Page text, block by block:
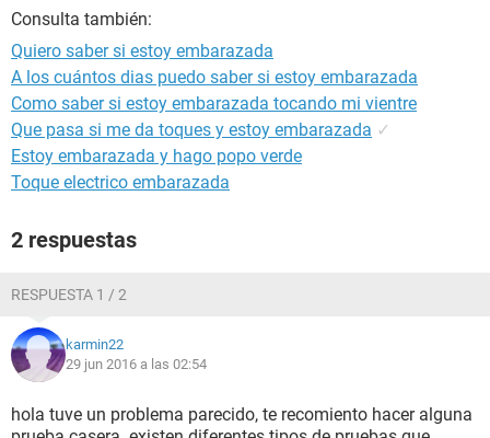
Consulta también:
Quiero saber si estoy embarazada
A los cuántos dias puedo saber si estoy embarazada
Como saber si estoy embarazada tocando mi vientre
Que pasa si me da toques y estoy embarazada ✓
Estoy embarazada y hago popo verde
Toque electrico embarazada
2 respuestas
RESPUESTA 1 / 2
karmin22
29 jun 2016 a las 02:54
hola tuve un problema parecido, te recomiento hacer alguna